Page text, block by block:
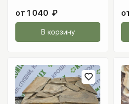
от 1 040 ₽
В корзину